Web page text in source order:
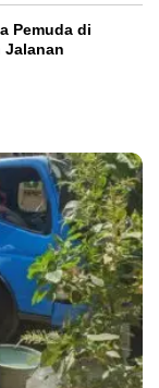
Pemuda di
Jalanan